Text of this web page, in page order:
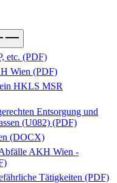
etc. (PDF)
Wien (PDF)
HKLS MSR
Entsorgung und
(U082) (PDF)
(DOCX)
AKH Wien -
Tätigkeiten (PDF)